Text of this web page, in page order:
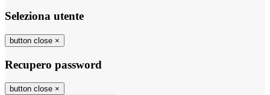
Seleziona utente
button close ×
Recupero password
button close ×